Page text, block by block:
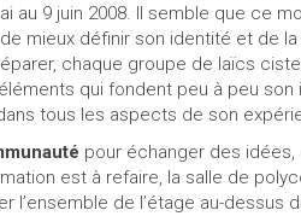
au 9 juin 2008. Il semble que ce
mieux définir son identité et de
chaque groupe de laïcs
qui fondent peu à peu
tous les aspects de son
pour échanger des
est à refaire, la salle de
l’ensemble de l’étage au-dessus